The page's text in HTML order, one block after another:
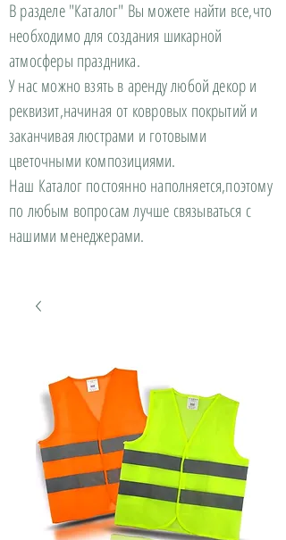
В разделе "Каталог" Вы можете найти все,что
необходимо для создания шикарной
атмосферы праздника.
У нас можно взять в аренду любой декор и
реквизит,начиная от ковровых покрытий и
заканчивая люстрами и готовыми
цветочными композициями.
Наш Каталог постоянно наполняется,поэтому
по любым вопросам лучше связываться с
нашими менеджерами.